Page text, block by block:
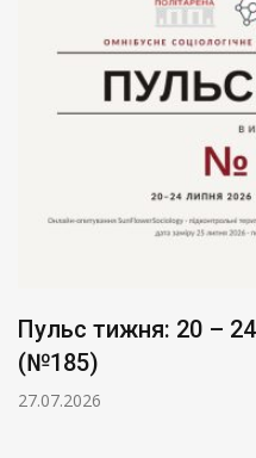
Пульс тижня: 20 –
(№185)
27.07.2026